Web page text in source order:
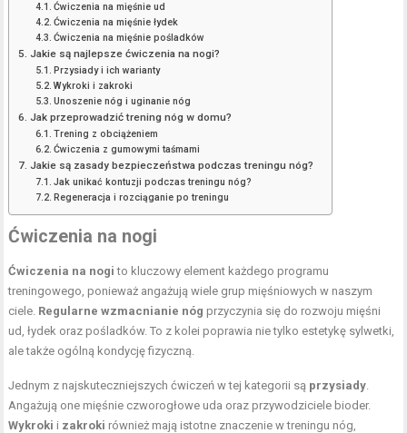
Ćwiczenia na mięśnie ud
Ćwiczenia na mięśnie łydek
Ćwiczenia na mięśnie pośladków
Jakie są najlepsze ćwiczenia na nogi?
Przysiady i ich warianty
Wykroki i zakroki
Unoszenie nóg i uginanie nóg
Jak przeprowadzić trening nóg w domu?
Trening z obciążeniem
Ćwiczenia z gumowymi taśmami
Jakie są zasady bezpieczeństwa podczas treningu nóg?
Jak unikać kontuzji podczas treningu nóg?
Regeneracja i rozciąganie po treningu
Ćwiczenia na nogi
Ćwiczenia na nogi to kluczowy element każdego programu
treningowego, ponieważ angażują wiele grup mięśniowych w naszym
ciele. Regularne wzmacnianie nóg przyczynia się do rozwoju mięśni
ud, łydek oraz pośladków. To z kolei poprawia nie tylko estetykę sylwetki,
ale także ogólną kondycję fizyczną.
Jednym z najskuteczniejszych ćwiczeń w tej kategorii są przysiady.
Angażują one mięśnie czworogłowe uda oraz przywodziciele bioder.
Wykroki i zakroki również mają istotne znaczenie w treningu nóg,